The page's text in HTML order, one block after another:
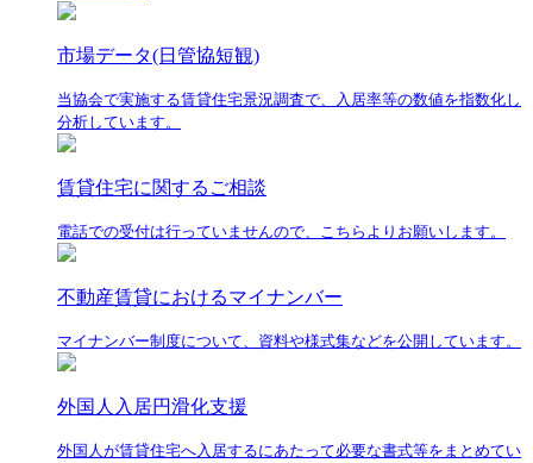
市場データ(日管協短観)
当協会で実施する賃貸住宅景況調査で、入居率等の数値を指数化し
分析しています。
賃貸住宅に関するご相談
電話での受付は行っていませんので、こちらよりお願いします。
不動産賃貸におけるマイナンバー
マイナンバー制度について、資料や様式集などを公開しています。
外国人入居円滑化支援
外国人が賃貸住宅へ入居するにあたって必要な書式等をまとめてい